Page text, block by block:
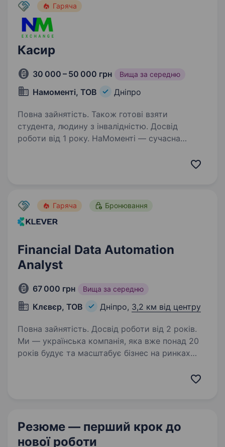
Гаряча
Касир
30 000 – 50 000 грн Вища за середню
Намоменті, ТОВ Дніпро
Повна зайнятість. Також готові взяти
студента, людину з інвалідністю. Досвід
роботи від 1 року. НаМоменті — сучасна
ставка + бонуси (чим…
Гаряча Бронювання
Financial Data Automation
Analyst
67 000 грн Вища за середню
Клєвєр, ТОВ Дніпро, 3,2 км від центру
Повна зайнятість. Досвід роботи від 2 років.
Ми — українська компанія, яка вже понад 20
років будує та масштабує бізнес на ринках
Резюме — перший крок до
нової роботи